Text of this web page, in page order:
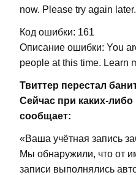
now. Please try again later.
Код ошибки: 161
Описание ошибки: You
people at this time. Learn
Твиттер перестал
Сейчас при каких-
сообщает:
«Ваша учётная запись
Мы обнаружили, что от
записи выполнялись